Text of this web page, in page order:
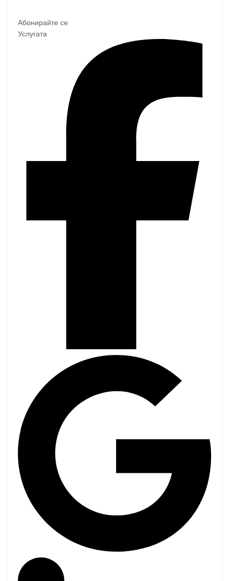
Абонирайте се
Услугата